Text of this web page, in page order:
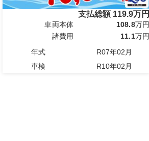
支払総額 119.9万円
車両本体 108.8万円
諸費用
11.1万円
年式
R07年02月
車検
R10年02月